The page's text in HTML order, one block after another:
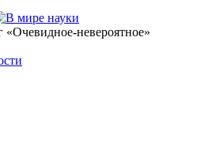
невероятное»